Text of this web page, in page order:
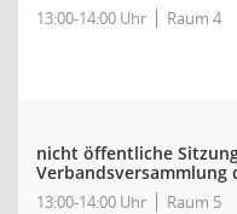
13:00-14:00 Uhr Raum 4
nicht öffentliche
Verbandsversammlung
13:00-14:00 Uhr Raum 5